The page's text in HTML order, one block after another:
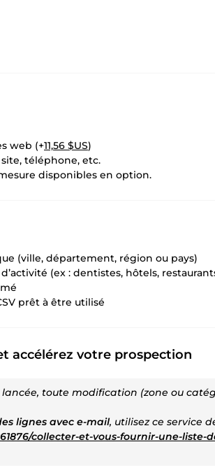
web (+11,56 $US)
téléphone, etc.
disponibles en option.
(ville, département, région ou pays)
(ex : dentistes, hôtels,
prêt à être utilisé
accélérez votre prospection
lancée, toute modification (zone ou
lignes avec e-mail, utilisez ce service
collecter-et-vous-fournir-une-